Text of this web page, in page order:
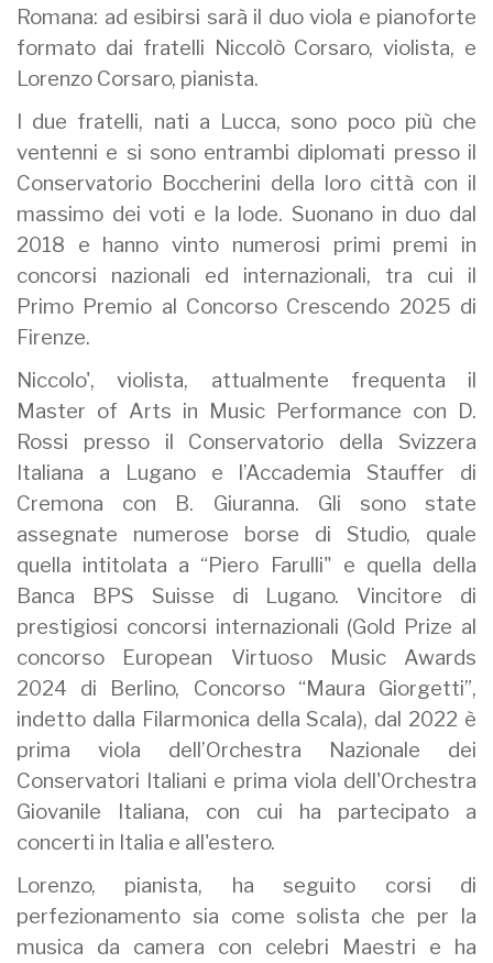
Romana: ad esibirsi sarà il duo viola e pianoforte
formato dai fratelli Niccolò Corsaro, violista, e
Lorenzo Corsaro, pianista.
I due fratelli, nati a Lucca, sono poco più che
ventenni e si sono entrambi diplomati presso il
Conservatorio Boccherini della loro città con il
massimo dei voti e la lode. Suonano in duo dal
2018 e hanno vinto numerosi primi premi in
concorsi nazionali ed internazionali, tra cui il
Primo Premio al Concorso Crescendo 2025 di
Firenze.
Niccolo', violista, attualmente frequenta il
Master of Arts in Music Performance con D.
Rossi presso il Conservatorio della Svizzera
Italiana a Lugano e l’Accademia Stauffer di
Cremona con B. Giuranna. Gli sono state
assegnate numerose borse di Studio, quale
quella intitolata a “Piero Farulli" e quella della
Banca BPS Suisse di Lugano. Vincitore di
prestigiosi concorsi internazionali (Gold Prize al
concorso European Virtuoso Music Awards
2024 di Berlino, Concorso “Maura Giorgetti”,
indetto dalla Filarmonica della Scala), dal 2022 è
prima viola dell’Orchestra Nazionale dei
Conservatori Italiani e prima viola dell'Orchestra
Giovanile Italiana, con cui ha partecipato a
concerti in Italia e all'estero.
Lorenzo, pianista, ha seguito corsi di
perfezionamento sia come solista che per la
musica da camera con celebri Maestri e ha